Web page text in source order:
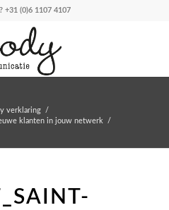
+31 (0)6 1107 4107
verklaring
/
klanten in jouw netwerk
/